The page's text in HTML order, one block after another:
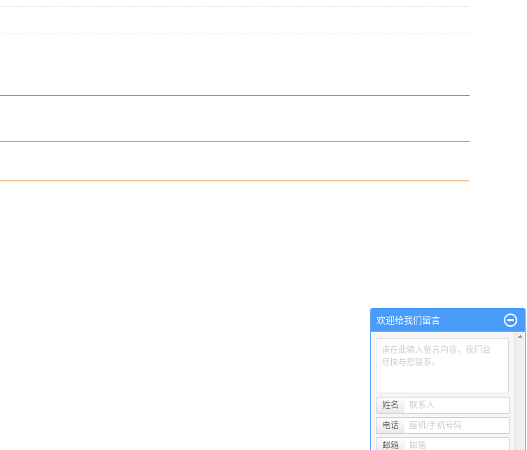
欢迎给我们留言
请在此输入留言内容，我们会
尽快与您联系。
姓名 联系人
电话 座机/手机号码
邮箱 邮箱